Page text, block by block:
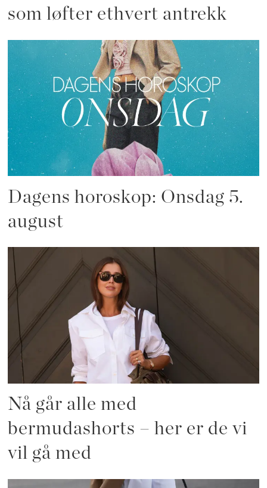
som løfter ethvert antrekk
Dagens horoskop: Onsdag 5.
august
Nå går alle med
bermudashorts – her er de vi
vil gå med